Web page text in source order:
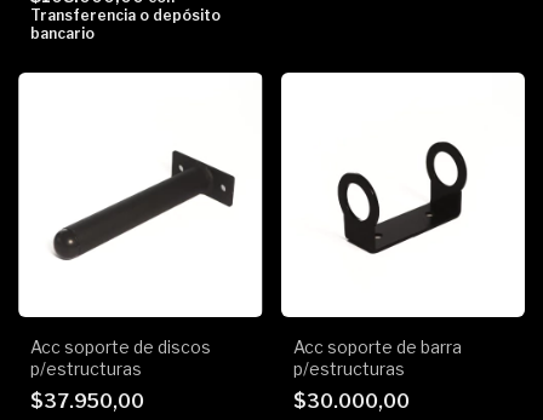
Transferencia o depósito
bancario
Acc soporte de discos
p/estructuras
$37.950,00
Acc soporte de barra
p/estructuras
$30.000,00